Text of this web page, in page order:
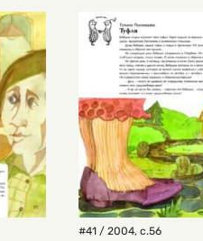
#41 / 2004, с.56